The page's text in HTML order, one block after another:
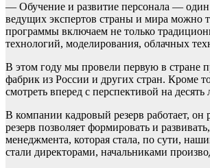
— Обучение и развитие персонала — один
ведущих экспертов страны и мира можно
программы включаем не только
технологий, моделирования, облачных
В этом году мы провели первую в стране
фабрик из России и других стран. Кроме
смотреть вперед с перспективой на десять
В компании кадровый резерв работает,
резерв позволяет формировать и
менеджмента, которая стала, по сути,
стали директорами, начальниками